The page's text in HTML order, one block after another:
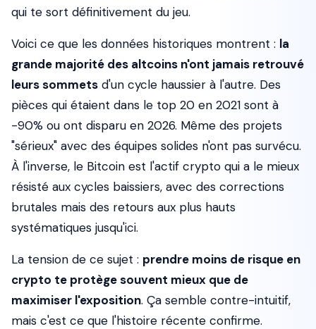
qui te sort définitivement du jeu.
Voici ce que les données historiques montrent : la
grande majorité des altcoins n'ont jamais retrouvé
leurs sommets d'un cycle haussier à l'autre. Des
pièces qui étaient dans le top 20 en 2021 sont à
-90% ou ont disparu en 2026. Même des projets
"sérieux" avec des équipes solides n'ont pas survécu.
À l'inverse, le Bitcoin est l'actif crypto qui a le mieux
résisté aux cycles baissiers, avec des corrections
brutales mais des retours aux plus hauts
systématiques jusqu'ici.
La tension de ce sujet : prendre moins de risque en
crypto te protège souvent mieux que de
maximiser l'exposition. Ça semble contre-intuitif,
mais c'est ce que l'histoire récente confirme.